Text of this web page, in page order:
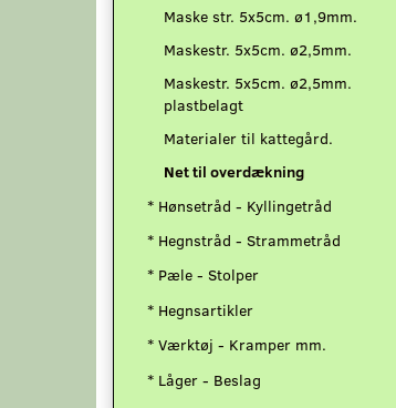
Maske str. 5x5cm. ø1,9mm.
Maskestr. 5x5cm. ø2,5mm.
Maskestr. 5x5cm. ø2,5mm.
plastbelagt
Materialer til kattegård.
Net til overdækning
* Hønsetråd - Kyllingetråd
* Hegnstråd - Strammetråd
* Pæle - Stolper
* Hegnsartikler
* Værktøj - Kramper mm.
* Låger - Beslag